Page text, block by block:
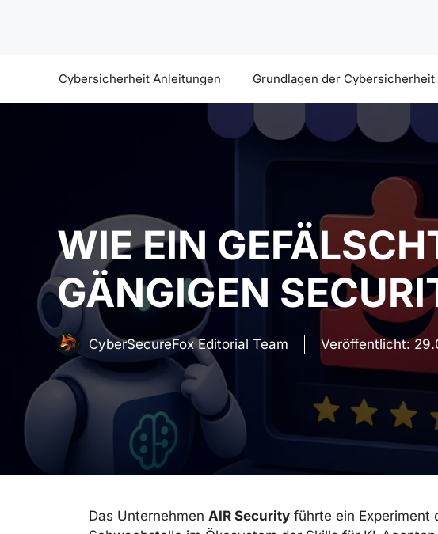
Cybersicherheit Anleitungen Grundlagen der Cybersicherheit
WIE EIN
GÄNGIGEN
CyberSecureFox Editorial Team Veröffentlicht:
Das Unternehmen AIR Security führte ein Experiment